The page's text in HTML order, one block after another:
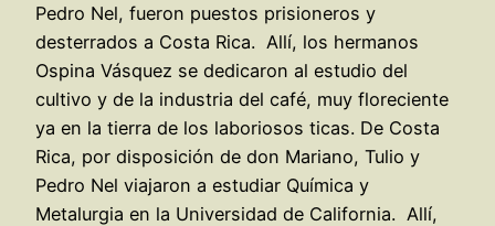
Pedro Nel, fueron puestos prisioneros y
desterrados a Costa Rica. Allí, los hermanos
Ospina Vásquez se dedicaron al estudio del
cultivo y de la industria del café, muy floreciente
ya en la tierra de los laboriosos ticas. De Costa
Rica, por disposición de don Mariano, Tulio y
Pedro Nel viajaron a estudiar Química y
Metalurgia en la Universidad de California. Allí,